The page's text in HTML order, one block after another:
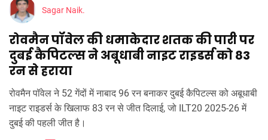
Sagar Naik.
रोवमैन पॉवेल की धमाकेदार शतक की पारी पर
दुबई कैपिटल्स ने अबूधाबी नाइट राइडर्स को 83
रन से हराया
रोवमैन पॉवेल ने 52 गेंदों में नाबाद 96 रन बनाकर दुबई कैपिटल्स को अबूधाबी
नाइट राइडर्स के खिलाफ 83 रन से जीत दिलाई, जो ILT20 2025-26 में
दुबई की पहली जीत है।